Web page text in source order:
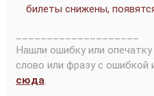
билеты снижены,
Нашли ошибку или
слово или фразу с ошибкой
сюда.